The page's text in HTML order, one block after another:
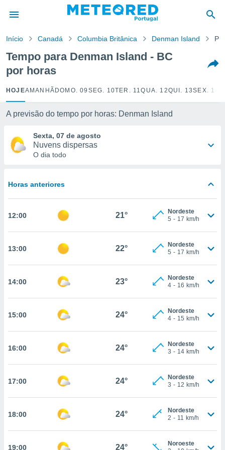
da
foi
para
fornecidas
a este
e
digital
ou
a nossa
ao
todos os
no
um perfil
CONTINUAR
Início Canadá Columbia Britânica Denman Island
Tempo para Denman Island - BC
por horas
HOJEAMANHÃ DOMO. 09 SEG. 10TER. 11QUA. 12QUI. 13SEX. 14
A previsão do tempo por horas: Denman Island
Sexta, 07 de agosto
Nuvens dispersas
O dia todo
Horas anteriores
12:00 21°
Nordeste
5 - 17 km/h
13:00 22°
Nordeste
5 - 17 km/h
14:00 23°
Nordeste
4 - 16 km/h
15:00 24°
Nordeste
4 - 15 km/h
16:00 24°
Nordeste
3 - 14 km/h
17:00 24°
Nordeste
3 - 12 km/h
18:00 24°
Nordeste
2 - 11 km/h
19:00 24°
Noroeste